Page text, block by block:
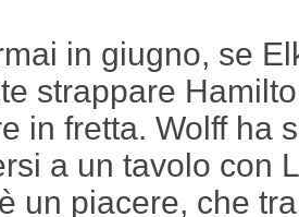
in giugno, se
strappare
in fretta. Wolff ha
a un tavolo con
un piacere, che